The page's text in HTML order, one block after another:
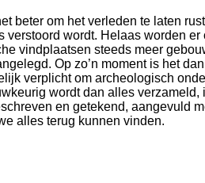
beter om het verleden te laten
verstoord wordt. Helaas worden er
vindplaatsen steeds meer
Op zo’n moment is het dan
verplicht om archeologisch
wordt dan alles verzameld,
en getekend, aangevuld
alles terug kunnen vinden.